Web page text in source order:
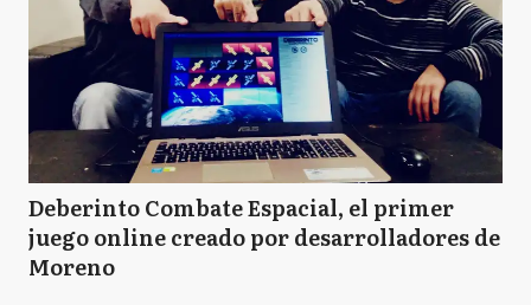
Deberinto Combate Espacial, el primer
juego online creado por desarrolladores de
Moreno